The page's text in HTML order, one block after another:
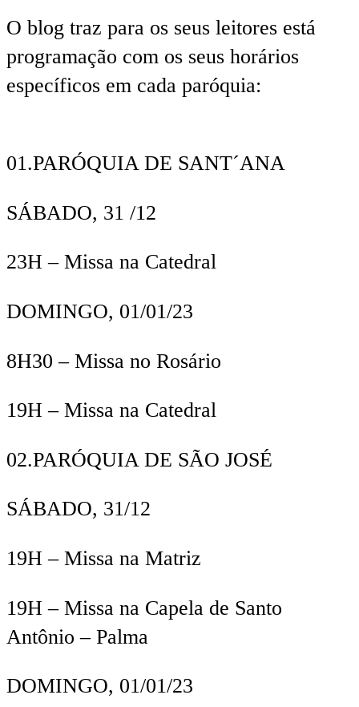
O blog traz para os seus leitores está
programação com os seus horários
específicos em cada paróquia:
01.PARÓQUIA DE SANT´ANA
SÁBADO, 31 /12
23H – Missa na Catedral
DOMINGO, 01/01/23
8H30– Missa no Rosário
19H – Missa na Catedral
02.PARÓQUIA DE SÃO JOSÉ
SÁBADO, 31/12
19H – Missa na Matriz
19H – Missa na Capela de Santo
Antônio – Palma
DOMINGO, 01/01/23